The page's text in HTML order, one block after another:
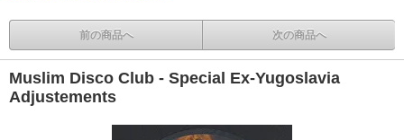
前の商品へ 次の商品へ
Muslim Disco Club - Special Ex-Yugoslavia
Adjustements